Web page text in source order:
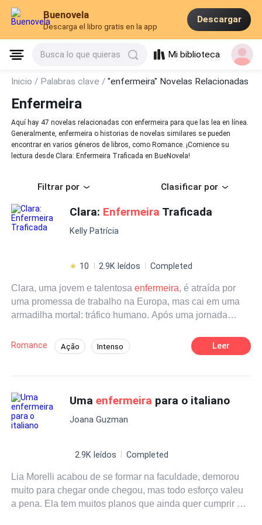
Buenovela
Descarga el libro gratis en la app
Descargar
Busca lo que quieras Mi biblioteca
Inicio / Palabras clave /"enfermeira" Novelas Relacionadas
Enfermeira
Aquí hay 47 novelas relacionadas con enfermeira para que las lea en línea.
Generalmente, enfermeira o historias de novelas similares se pueden
encontrar en varios géneros de libros, como Romance. ¡Comience su
lectura desde Clara: Enfermeira Traficada en BueNovela!
Filtrar por Clasificar por
Clara: Enfermeira Traficada
Kelly Patrícia
10 2.9K leídos Completed
Clara, uma jovem e talentosaenfermeira, é atraída por
uma promessa de trabalho na Europa, mas cai em uma
armadilha mortal: tráfico humano. Após uma jornada
retornar ao Brasil, Clara reconstrói sua vida com a ajuda
do irmão, novos amigos e um intrigante chef que desperta
sua liberdade e felicidade, Clara se une à agência que a
salvou, determinada a derrubar o império criminoso que
Romance Ação Intenso Leer
Umaenfermeira para o italiano
Joana Guzman
2.9K leídos Completed
Lia Morelli acabou de se formar na faculdade, demorou
muito para chegar onde chegou, mas todo esforço valeu
a pena. Ela tem muitos planos que ainda quer cumprir e